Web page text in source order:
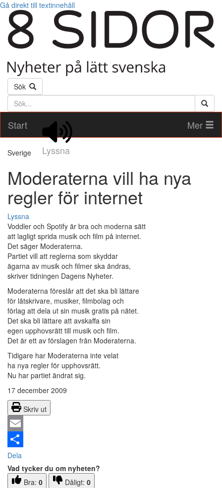
Gå direkt till textinnehåll
Sök
Söktext
Start
Lyssna
Mer
Sverige
Moderaterna vill ha nya
regler för internet
Lyssna
Voddler och Spotify är bra och moderna sätt
att lagligt sprida musik och film på internet.
Det säger Moderaterna.
Partiet vill att reglerna som skyddar
ägarna av musik och filmer ska ändras,
skriver tidningen Dagens Nyheter.
Moderaterna föreslår att det ska bli lättare
för låtskrivare, musiker, filmbolag och
förlag att dela ut sin musik gratis på nätet.
Det ska bli lättare att avskaffa sin
egen upphovsrätt till musik och film.
Det är ett av förslagen från Moderaterna.
Tidigare har Moderaterna inte velat
ha nya regler för upphovsrätt.
Nu har partiet ändrat sig.
17 december 2009
Skriv ut
Email
Dela
Vad tycker du om nyheten?
Bra: 0 Dåligt: 0